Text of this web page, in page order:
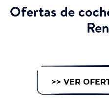
Ofertas de
>> VER